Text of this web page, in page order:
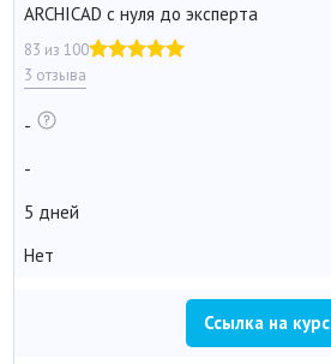
ARCHICAD с нуля до эксперта
83 из 100
3 отзыва
-
-
5 дней
Нет
Ссылка на курс